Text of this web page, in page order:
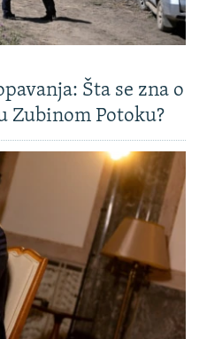
Šta se zna o
Zubinom Potoku?